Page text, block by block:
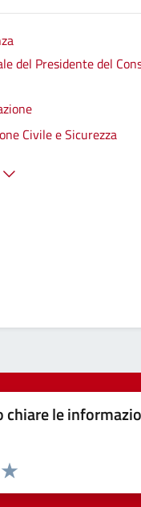
del Presidente del
Civile e Sicurezza
chiare le
Valuta 5 stelle su 5
4 stelle su 5
stelle su 5
su 5
5